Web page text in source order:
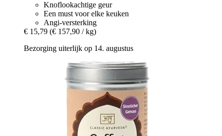
Knoflookachtige geur
Een must voor elke keuken
Angi-versterking
€ 15,79 (€ 157,90 / kg)
Bezorging uiterlijk op 14. augustus